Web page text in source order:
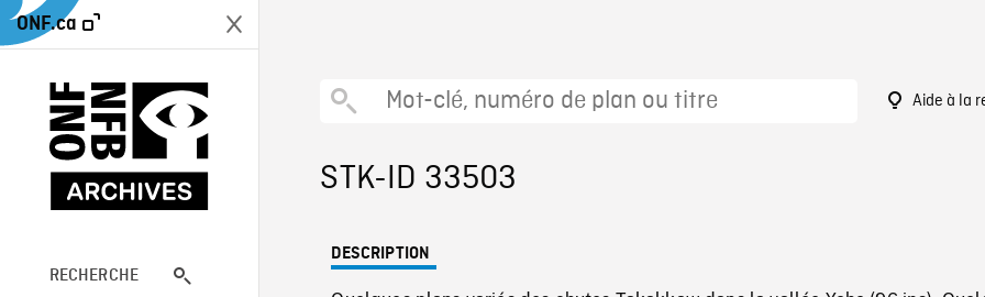
ONF.ca
RECHERCHE
Aide à la
STK-ID 33503
DESCRIPTION